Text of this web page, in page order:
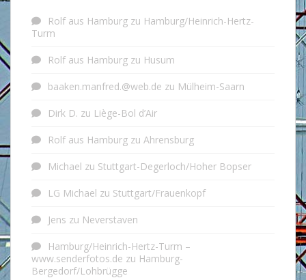
Rolf aus Hamburg zu Hamburg/Heinrich-Hertz-
Turm
Rolf aus Hamburg zu Husum
baaken.manfred.@web.de zu Mülheim-Saarn
Dirk D. zu Liège-Bol d’Air
Rolf aus Hamburg zu Ahrensburg
Michael zu Stuttgart-Degerloch/Hoher Bopser
LG Michael zu Stuttgart/Frauenkopf
Jens zu Neverstaven
Hamburg/Heinrich-Hertz-Turm –
www.senderfotos.de zu Hamburg-
Bergedorf/Lohbrügge